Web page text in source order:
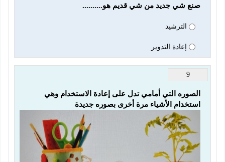
صنع شي جديد من شي قديم هو..........
الترشيد
إعادة التدوير
9
استخدام الأشياء مرة أخرى بصوره جديدة